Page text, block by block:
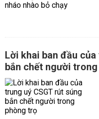
Lời khai ban đầu
bắn chết người